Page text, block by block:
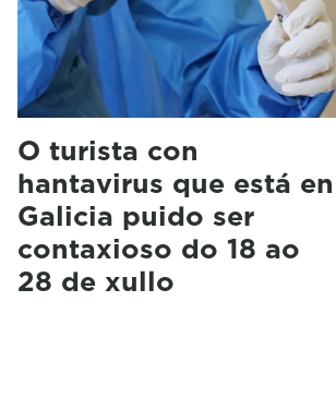
O turista con
hantavirus que está en
Galicia puido ser
contaxioso do 18 ao
28 de xullo